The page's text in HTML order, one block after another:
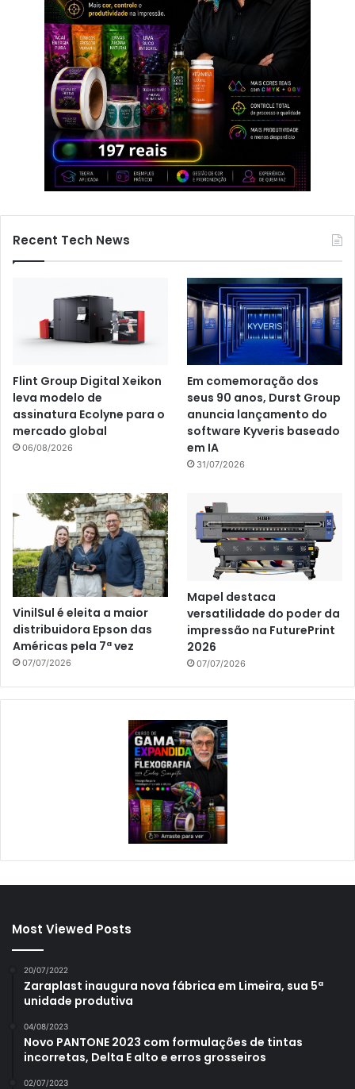
Recent Tech News
Flint Group Digital Xeikon
leva modelo de
assinatura Ecolyne para o
mercado global
06/08/2026
Em comemoração dos
seus 90 anos, Durst Group
anuncia lançamento do
software Kyveris baseado
em IA
31/07/2026
VinilSul é eleita a maior
distribuidora Epson das
Américas pela 7ª vez
07/07/2026
Mapel destaca
versatilidade do poder da
impressão na FuturePrint
2026
07/07/2026
Most Viewed Posts
20/07/2022
Zaraplast inaugura nova fábrica em Limeira, sua 5ª
unidade produtiva
04/08/2023
Novo PANTONE 2023 com formulações de tintas
incorretas, Delta E alto e erros grosseiros
02/07/2023